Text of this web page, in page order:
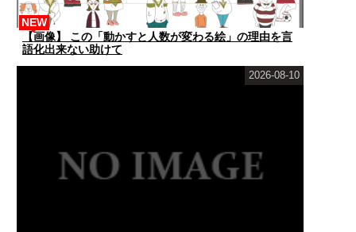
【画像】 この「動かすと人数が変わる絵」の理由を言
語化出来ない助けて
NEW
2026-08-10